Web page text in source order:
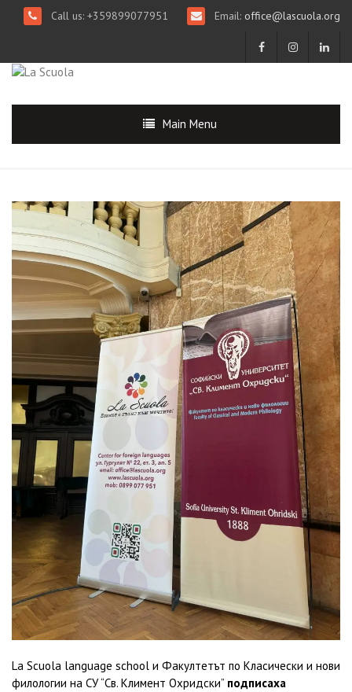
Call us: +359899077951 Email: office@lascuola.org
Main Menu
La Scuola language school и Факултетът по Класически и нови
филологии на СУ “Св. Климент Охридски” подписаха